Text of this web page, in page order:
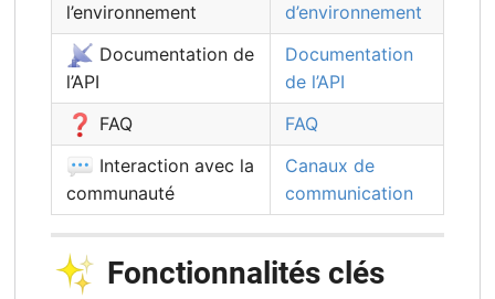
l’environnement
d’environnement
📡 Documentation de
l’API
Documentation
de l’API
❓ FAQ FAQ
💬 Interaction avec la
communauté
Canaux de
communication
✨ Fonctionnalités clés